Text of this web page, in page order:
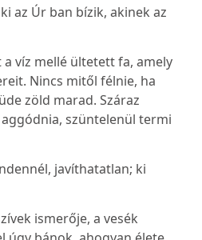
az Úr ban bízik, akinek az
víz mellé ültetett fa, amely
Nincs mitől félnie, ha
zöld marad. Száraz
szüntelenül termi
javíthatatlan; ki
ismerője, a vesék